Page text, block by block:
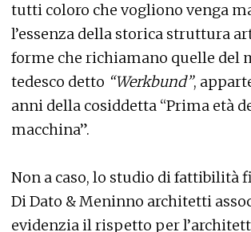
tutti coloro che vogliono venga
l’essenza della storica struttura
forme che richiamano quelle del
tedesco detto “Werkbund”,
anni della cosiddetta “Prima età
macchina”.
Non a caso, lo studio di fattibilità
Di Dato & Meninno architetti
evidenzia il rispetto per